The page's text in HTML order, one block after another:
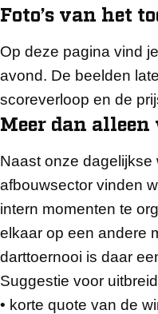
Foto’s van het
Op deze pagina vind
avond. De beelden
scoreverloop en de
Meer dan alleen
Naast onze
afbouwsector vinden
intern momenten te
elkaar op een andere
darttoernooi is daar
Suggestie voor
• korte quote van de